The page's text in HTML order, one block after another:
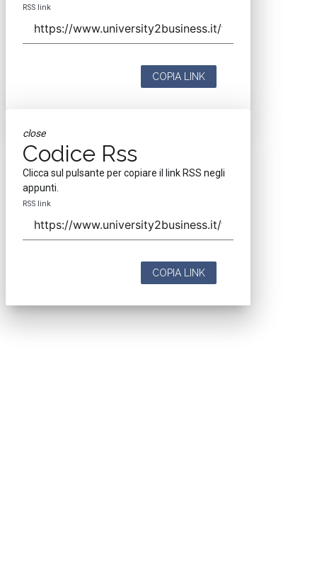
RSS link
COPIA LINK
close
Codice Rss
Clicca sul pulsante per copiare il link RSS negli
appunti.
RSS link
COPIA LINK